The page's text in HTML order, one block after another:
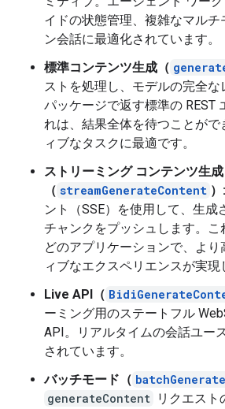
イドの状態管理、複雑なマル
ン会話に最適化されています。
標準コンテンツ生成（
ストを処理し、モデルの完全
パッケージで返す標準の REST
れは、結果全体を待つことがで
ィブなタスクに最適です。
ストリーミング コンテンツ生成
（ streamGenerateContent ）:
ント（SSE）を使用して、生成
チャンクをプッシュします。こ
どのアプリケーションで、よ
ィブなエクスペリエンスが実現
Live API（
ーミング用のステートフル
API。リアルタイムの会話ユー
されています。
バッチモード（
generateContent リクエスト